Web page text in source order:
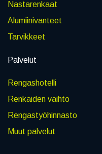
Nastarenkaat
Alumiinivanteet
Tarvikkeet
Palvelut
Rengashotelli
Renkaiden vaihto
Rengastyöhinnasto
Muut palvelut